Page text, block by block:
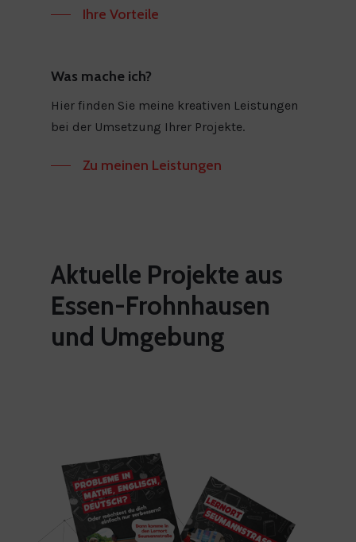
Ihre Vorteile
Was mache ich?
Hier finden Sie meine kreativen Leistungen
bei der Umsetzung Ihrer Projekte.
Zu meinen Leistungen
Aktuelle Projekte aus
Essen-Frohnhausen
und Umgebung